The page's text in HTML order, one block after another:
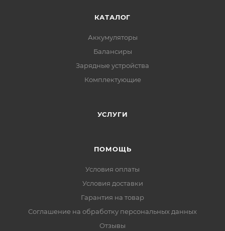
КАТАЛОГ
Аккумуляторы
Балансиры
Зарядные устройства
Комплектующие
УСЛУГИ
ПОМОЩЬ
Условия оплаты
Условия доставки
Гарантия на товар
Соглашение на обработку персональных данных
Отзывы